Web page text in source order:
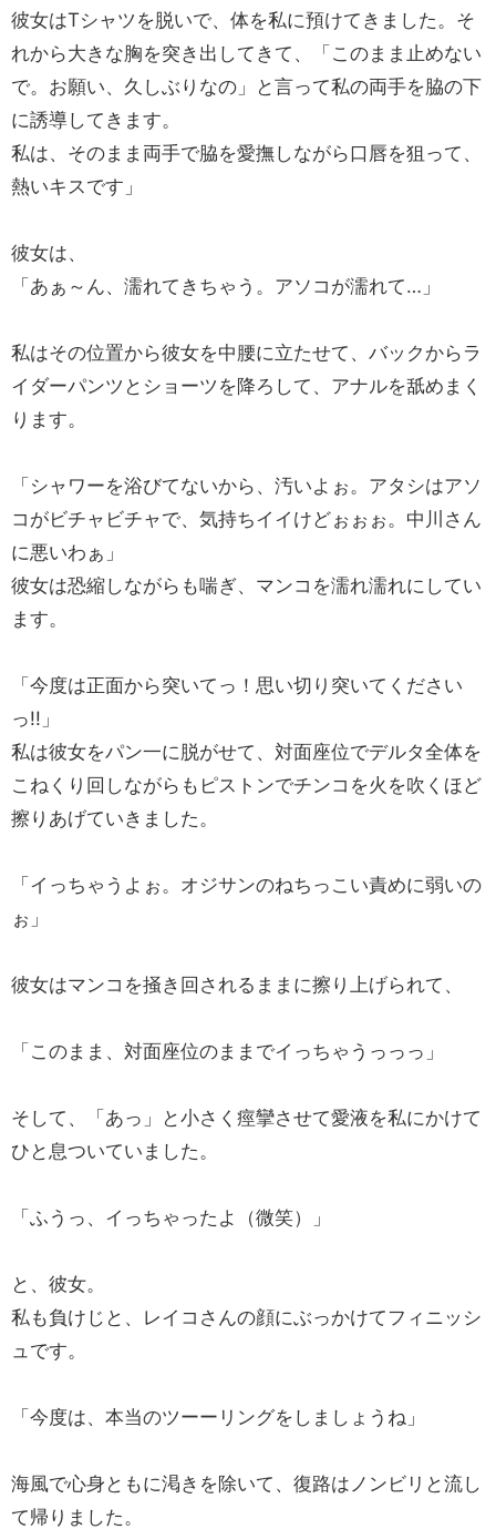
彼女はTシャツを脱いで、体を私に預けてきました。そ
れから大きな胸を突き出してきて、「このまま止めない
で。お願い、久しぶりなの」と言って私の両手を脇の下
に誘導してきます。
私は、そのまま両手で脇を愛撫しながら口唇を狙って、
熱いキスです」
彼女は、
「あぁ～ん、濡れてきちゃう。アソコが濡れて…」
私はその位置から彼女を中腰に立たせて、バックからラ
イダーパンツとショーツを降ろして、アナルを舐めまく
ります。
「シャワーを浴びてないから、汚いよぉ。アタシはアソ
コがビチャビチャで、気持ちイイけどぉぉぉ。中川さん
に悪いわぁ」
彼女は恐縮しながらも喘ぎ、マンコを濡れ濡れにしてい
ます。
「今度は正面から突いてっ！思い切り突いてください
っ!!」
私は彼女をパン一に脱がせて、対面座位でデルタ全体を
こねくり回しながらもピストンでチンコを火を吹くほど
擦りあげていきました。
「イっちゃうよぉ。オジサンのねちっこい責めに弱いの
ぉ」
彼女はマンコを掻き回されるままに擦り上げられて、
「このまま、対面座位のままでイっちゃうっっっ」
そして、「あっ」と小さく痙攣させて愛液を私にかけて
ひと息ついていました。
「ふうっ、イっちゃったよ（微笑）」
と、彼女。
私も負けじと、レイコさんの顔にぶっかけてフィニッシ
ュです。
「今度は、本当のツーーリングをしましょうね」
海風で心身ともに渇きを除いて、復路はノンビリと流し
て帰りました。